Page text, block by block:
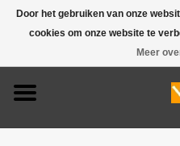
Door het gebruiken van onze
cookies om onze website te
Meer